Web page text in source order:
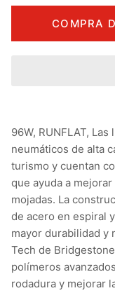
COMPRA
96W, RUNFLAT,
neumáticos de alta
turismo y cuentan
que ayuda a
mojadas. La
de acero en espiral
mayor durabilidad y
Tech de
polímeros
rodadura y mejorar